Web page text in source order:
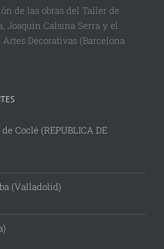
de las obras del Taller de
Joaquin Calsina Serra y el
Decorativas (Barcelona
Coclé (REPUBLICA DE
(Valladolid)